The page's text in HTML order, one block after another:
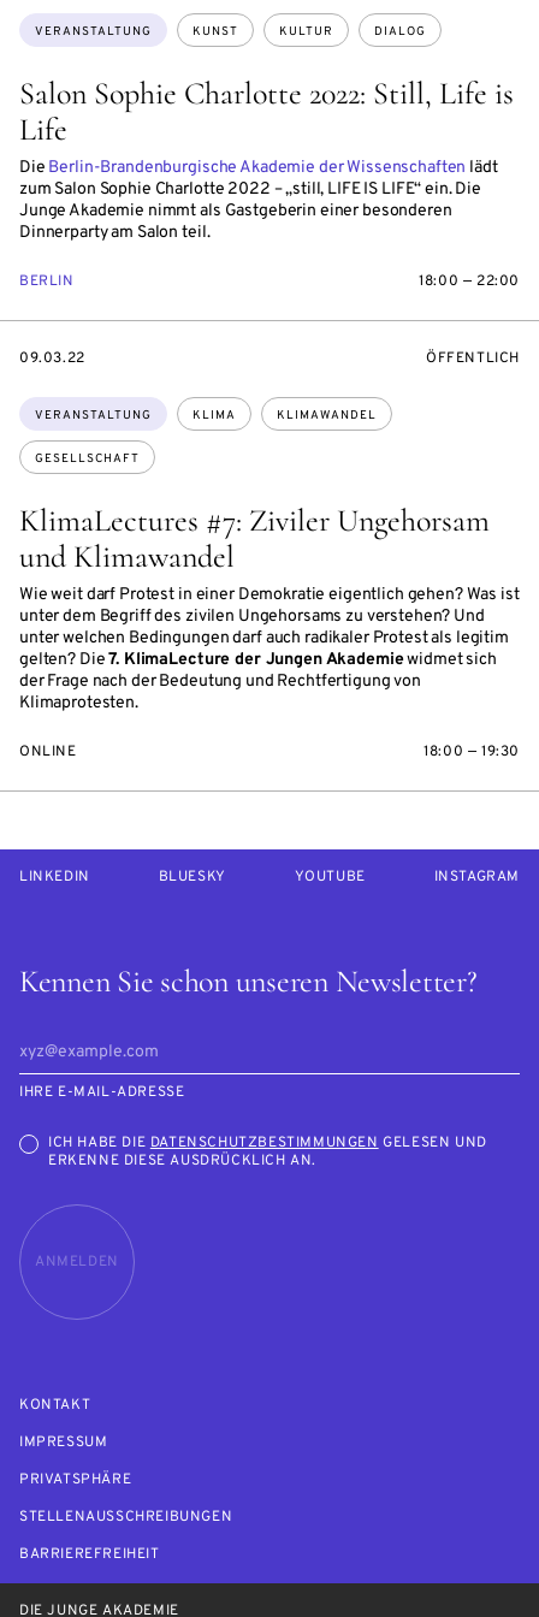
Salon Sophie Charlotte 2022: Still, Life is
Life
Die Berlin-Brandenburgische Akademie der Wissenschaften lädt
zum Salon Sophie Charlotte 2022 – „still, LIFE IS LIFE“ ein. Die
Junge Akademie nimmt als Gastgeberin einer besonderen
Dinnerparty am Salon teil.
Themen:
VERANSTALTUNG KUNST KULTUR DIALOG
BERLIN 18:00 — 22:00
KlimaLectures #7: Ziviler Ungehorsam
und Klimawandel
Wie weit darf Protest in einer Demokratie eigentlich gehen? Was ist
unter dem Begriff des zivilen Ungehorsams zu verstehen? Und
unter welchen Bedingungen darf auch radikaler Protest als legitim
gelten? Die7. KlimaLecture der Jungen Akademiewidmet sich
der Frage nach der Bedeutung und Rechtfertigung von
Klimaprotesten.
Themen:
VERANSTALTUNG KLIMA KLIMAWANDEL
GESELLSCHAFT
EVENTBEGINSON
09.03.22 ÖFFENTLICH
ONLINE 18:00 — 19:30
Kennen Sie schon unseren Newsletter?
IHRE E-MAIL-ADRESSE
ICH HABE DIEDATENSCHUTZBESTIMMUNGENGELESEN UND
ERKENNE DIESE AUSDRÜCKLICH AN.
ANMELDEN
LINKEDIN BLUESKY YOUTUBE INSTAGRAM
KONTAKT
IMPRESSUM
PRIVATSPHÄRE
STELLENAUSSCHREIBUNGEN
BARRIEREFREIHEIT
DIE JUNGE AKADEMIE